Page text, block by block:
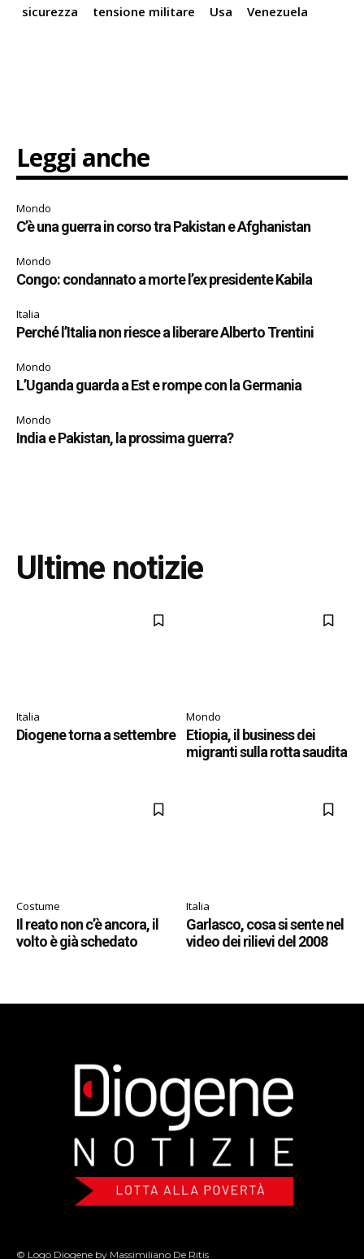
sicurezza
tensione militare Usa Venezuela
Leggi anche
Mondo
C’è una guerra in corso tra Pakistan e Afghanistan
Mondo
Congo: condannato a morte l’ex presidente Kabila
Italia
Perché l’Italia non riesce a liberare Alberto Trentini
Mondo
L’Uganda guarda a Est e rompe con la Germania
Mondo
India e Pakistan, la prossima guerra?
Ultime notizie
Italia
Diogene torna a settembre
Mondo
Etiopia, il business dei
migranti sulla rotta saudita
Costume
Il reato non c’è ancora, il
volto è già schedato
Italia
Garlasco, cosa si sente nel
video dei rilievi del 2008
© Logo Diogene by Massimiliano De Ritis